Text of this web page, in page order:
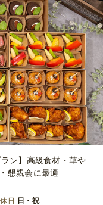
ン】高級食材・華や
懇親会に最適
日 日・祝